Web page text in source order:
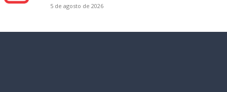
5 de agosto de 2026